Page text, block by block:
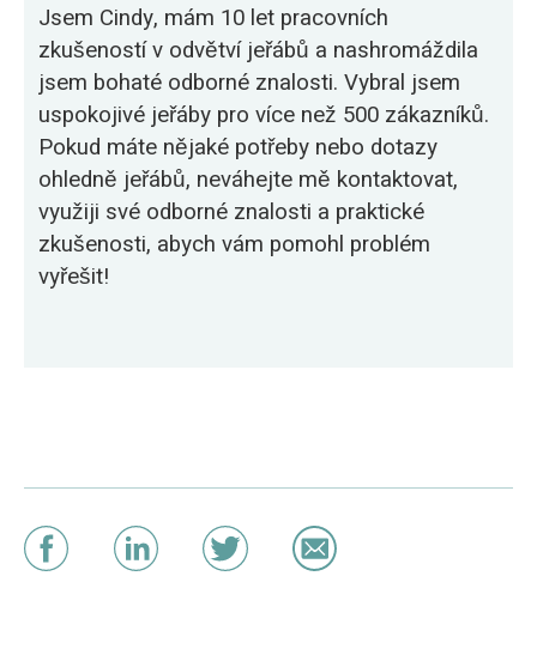
Jsem Cindy, mám 10 let pracovních
zkušeností v odvětví jeřábů a nashromáždila
jsem bohaté odborné znalosti. Vybral jsem
uspokojivé jeřáby pro více než 500 zákazníků.
Pokud máte nějaké potřeby nebo dotazy
ohledně jeřábů, neváhejte mě kontaktovat,
využiji své odborné znalosti a praktické
zkušenosti, abych vám pomohl problém
vyřešit!